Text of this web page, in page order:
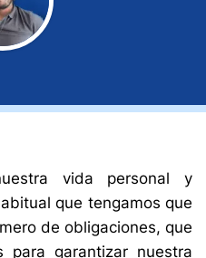
vida personal y
que tengamos que
de obligaciones, que
para garantizar nuestra